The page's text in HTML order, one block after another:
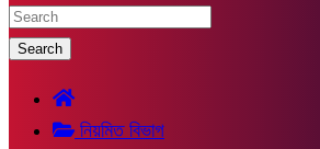
Search
নিয়মিত বিভাগ